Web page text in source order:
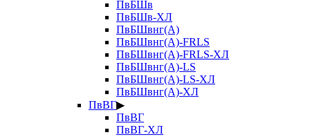
ПвБШв
ПвБШв-ХЛ
ПвБШвнг(А)
ПвБШвнг(А)-FRLS
ПвБШвнг(А)-FRLS-ХЛ
ПвБШвнг(А)-LS
ПвБШвнг(А)-LS-ХЛ
ПвБШвнг(А)-ХЛ
ПвВГ▶
ПвВГ
ПвВГ-ХЛ